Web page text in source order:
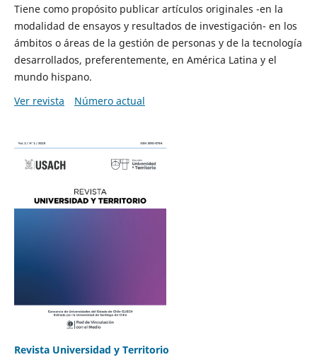
Tiene como propósito publicar artículos originales -en la
modalidad de ensayos y resultados de investigación- en los
ámbitos o áreas de la gestión de personas y de la tecnología
desarrollados, preferentemente, en América Latina y el
mundo hispano.
Ver revista
Número actual
Revista Universidad y Territorio